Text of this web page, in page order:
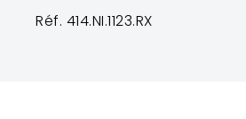
Réf. 414.NI.1123.RX